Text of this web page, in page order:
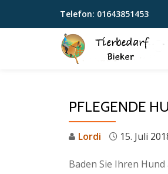
Skip
Telefon: 01643851453
PFLEGENDE
Lordi 15. Juli
Baden Sie Ihren